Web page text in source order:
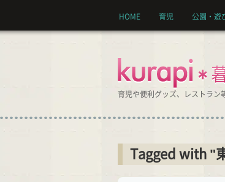
育児や便利グッズ、レストラン
HOME 育児 公園・遊
Tagged with "